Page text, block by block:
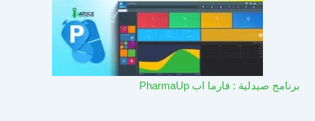
برنامج صيدلية : فارما اب PharmaUp​